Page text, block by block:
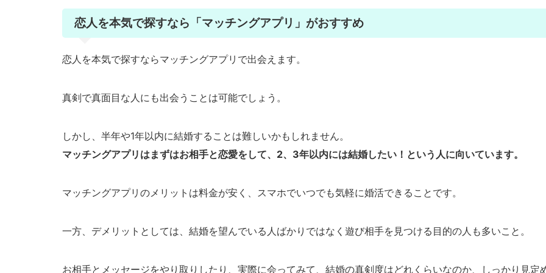
恋人を本気で探すなら「マッチングアプリ」がおすすめ
恋人を本気で探すならマッチングアプリで出会えます。
真剣で真面目な人にも出会うことは可能でしょう。
しかし、半年や1年以内に結婚することは難しいかもしれません。
マッチングアプリはまずはお相手と恋愛をして、2、3年以内には結婚したい！という人に向いています。
マッチングアプリのメリットは料金が安く、スマホでいつでも気軽に婚活できることです。
一方、デメリットとしては、結婚を望んでいる人ばかりではなく遊び相手を見つける目的の人も多いこと。
お相手とメッセージをやり取りしたり、実際に会ってみて、結婚の真剣度はどれくらいなのか、しっかり見定